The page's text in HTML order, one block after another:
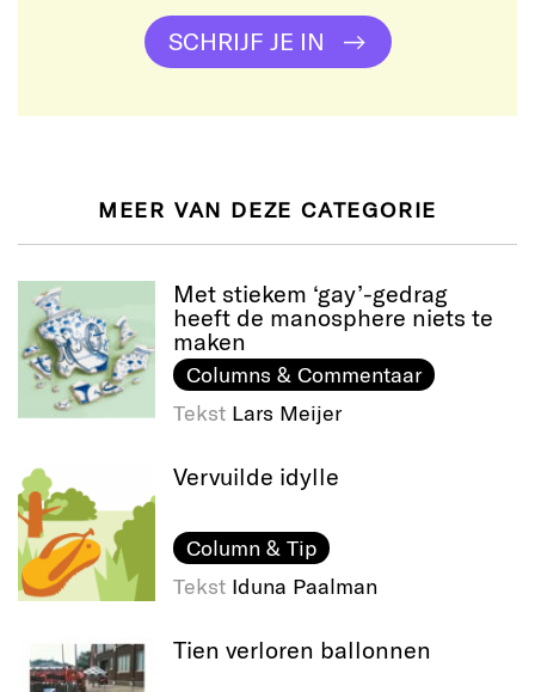
SCHRIJF JE IN
MEER VAN DEZE CATEGORIE
Met stiekem ‘gay’-gedrag
heeft de manosphere niets te
maken
Columns & Commentaar
Tekst Lars Meijer
Vervuilde idylle
Column & Tip
Tekst Iduna Paalman
Tien verloren ballonnen